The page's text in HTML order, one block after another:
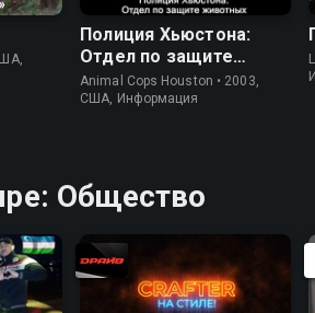
Полиция Хьюстона:
Отдел по защите
животных
Animal Cops Houston • 2003,
США, Информация
Общество